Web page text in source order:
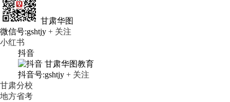
甘肃华图
微信号:gshtjy + 关注
小红书
抖音
甘肃华图教育
抖音号:gshtjy + 关注
甘肃分校
地方省考